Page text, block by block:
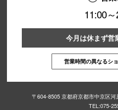
11:00
今月は休まず営
営業時間の異なるシ
〒604-8505 京都府京都市中京区
TEL:075-